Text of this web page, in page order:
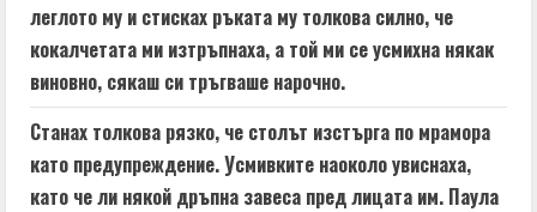
леглото му и стисках ръката му толкова силно, че
кокалчетата ми изтръпнаха, а той ми се усмихна някак
виновно, сякаш си тръгваше нарочно.
Станах толкова рязко, че столът изстърга по мрамора
като предупреждение. Усмивките наоколо увиснаха,
като че ли някой дръпна завеса пред лицата им. Паула